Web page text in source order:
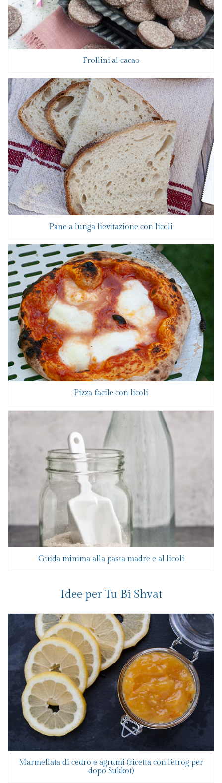
Frollini al cacao
Pane a lunga lievitazione con licoli
Pizza facile con licoli
Guida minima alla pasta madre e al licoli
Idee per Tu Bi Shvat
Marmellata di cedro e agrumi (ricetta con l’etrog per
dopo Sukkot)